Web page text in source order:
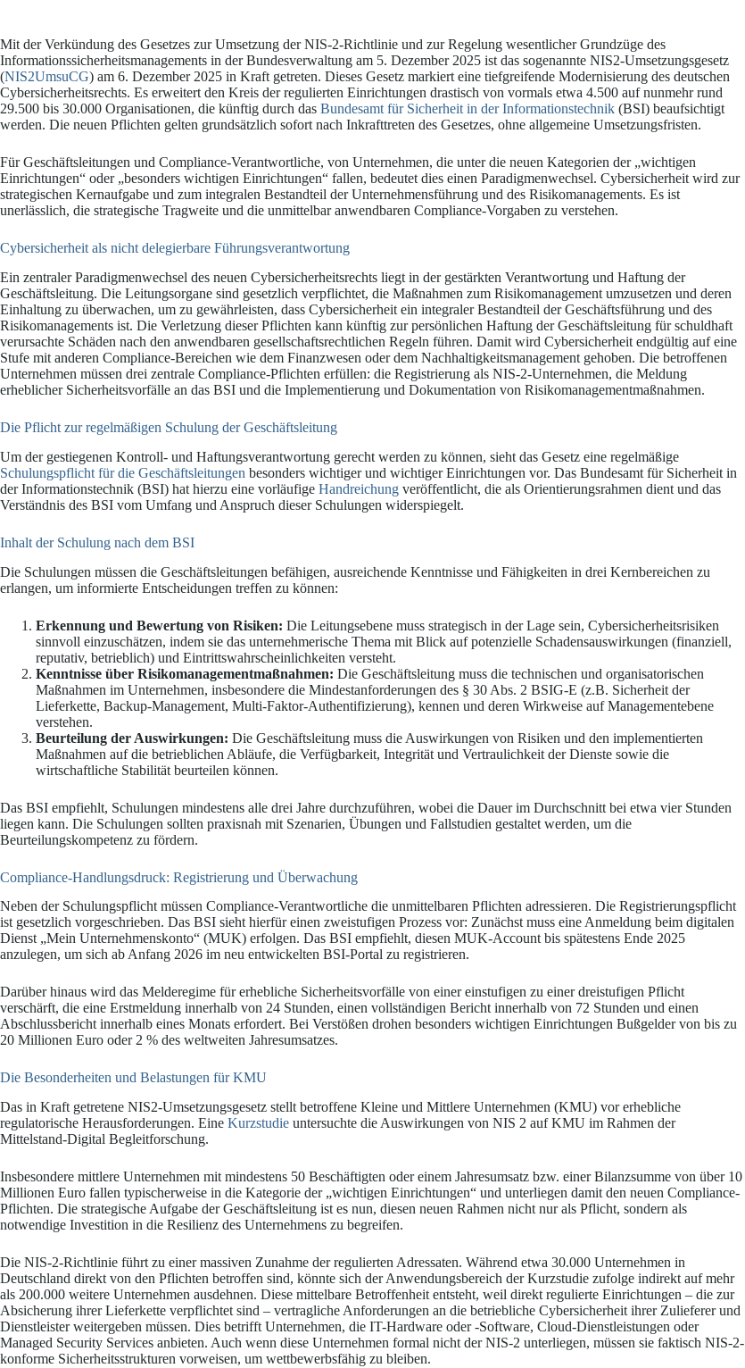
Mit der Verkündung des Gesetzes zur Umsetzung der NIS-2-Richtlinie und zur Regelung wesentlicher Grundzüge des
Informationssicherheitsmanagements in der Bundesverwaltung am 5. Dezember 2025 ist das sogenannte NIS2-Umsetzungsgesetz
(NIS2UmsuCG) am 6. Dezember 2025 in Kraft getreten. Dieses Gesetz markiert eine tiefgreifende Modernisierung des deutschen
Cybersicherheitsrechts. Es erweitert den Kreis der regulierten Einrichtungen drastisch von vormals etwa 4.500 auf nunmehr rund
29.500 bis 30.000 Organisationen, die künftig durch das Bundesamt für Sicherheit in der Informationstechnik (BSI) beaufsichtigt
werden. Die neuen Pflichten gelten grundsätzlich sofort nach Inkrafttreten des Gesetzes, ohne allgemeine Umsetzungsfristen.
Für Geschäftsleitungen und Compliance-Verantwortliche, von Unternehmen, die unter die neuen Kategorien der „wichtigen
Einrichtungen“ oder „besonders wichtigen Einrichtungen“ fallen, bedeutet dies einen Paradigmenwechsel. Cybersicherheit wird zur
strategischen Kernaufgabe und zum integralen Bestandteil der Unternehmensführung und des Risikomanagements. Es ist
unerlässlich, die strategische Tragweite und die unmittelbar anwendbaren Compliance-Vorgaben zu verstehen.
Cybersicherheit als nicht delegierbare Führungsverantwortung
Ein zentraler Paradigmenwechsel des neuen Cybersicherheitsrechts liegt in der gestärkten Verantwortung und Haftung der
Geschäftsleitung. Die Leitungsorgane sind gesetzlich verpflichtet, die Maßnahmen zum Risikomanagement umzusetzen und deren
Einhaltung zu überwachen, um zu gewährleisten, dass Cybersicherheit ein integraler Bestandteil der Geschäftsführung und des
Risikomanagements ist. Die Verletzung dieser Pflichten kann künftig zur persönlichen Haftung der Geschäftsleitung für schuldhaft
verursachte Schäden nach den anwendbaren gesellschaftsrechtlichen Regeln führen. Damit wird Cybersicherheit endgültig auf eine
Stufe mit anderen Compliance-Bereichen wie dem Finanzwesen oder dem Nachhaltigkeitsmanagement gehoben. Die betroffenen
Unternehmen müssen drei zentrale Compliance-Pflichten erfüllen: die Registrierung als NIS-2-Unternehmen, die Meldung
erheblicher Sicherheitsvorfälle an das BSI und die Implementierung und Dokumentation von Risikomanagementmaßnahmen.
Die Pflicht zur regelmäßigen Schulung der Geschäftsleitung
Um der gestiegenen Kontroll- und Haftungsverantwortung gerecht werden zu können, sieht das Gesetz eine regelmäßige
Schulungspflicht für die Geschäftsleitungen besonders wichtiger und wichtiger Einrichtungen vor. Das Bundesamt für Sicherheit in
der Informationstechnik (BSI) hat hierzu eine vorläufige Handreichung veröffentlicht, die als Orientierungsrahmen dient und das
Verständnis des BSI vom Umfang und Anspruch dieser Schulungen widerspiegelt.
Inhalt der Schulung nach dem BSI
Die Schulungen müssen die Geschäftsleitungen befähigen, ausreichende Kenntnisse und Fähigkeiten in drei Kernbereichen zu
erlangen, um informierte Entscheidungen treffen zu können:
Erkennung und Bewertung von Risiken: Die Leitungsebene muss strategisch in der Lage sein, Cybersicherheitsrisiken
sinnvoll einzuschätzen, indem sie das unternehmerische Thema mit Blick auf potenzielle Schadensauswirkungen (finanziell,
reputativ, betrieblich) und Eintrittswahrscheinlichkeiten versteht.
Kenntnisse über Risikomanagementmaßnahmen: Die Geschäftsleitung muss die technischen und organisatorischen
Maßnahmen im Unternehmen, insbesondere die Mindestanforderungen des § 30 Abs. 2 BSIG-E (z.B. Sicherheit der
Lieferkette, Backup-Management, Multi-Faktor-Authentifizierung), kennen und deren Wirkweise auf Managementebene
verstehen.
Beurteilung der Auswirkungen: Die Geschäftsleitung muss die Auswirkungen von Risiken und den implementierten
Maßnahmen auf die betrieblichen Abläufe, die Verfügbarkeit, Integrität und Vertraulichkeit der Dienste sowie die
wirtschaftliche Stabilität beurteilen können.
Das BSI empfiehlt, Schulungen mindestens alle drei Jahre durchzuführen, wobei die Dauer im Durchschnitt bei etwa vier Stunden
liegen kann. Die Schulungen sollten praxisnah mit Szenarien, Übungen und Fallstudien gestaltet werden, um die
Beurteilungskompetenz zu fördern.
Compliance-Handlungsdruck: Registrierung und Überwachung
Neben der Schulungspflicht müssen Compliance-Verantwortliche die unmittelbaren Pflichten adressieren. Die Registrierungspflicht
ist gesetzlich vorgeschrieben. Das BSI sieht hierfür einen zweistufigen Prozess vor: Zunächst muss eine Anmeldung beim digitalen
Dienst „Mein Unternehmenskonto“ (MUK) erfolgen. Das BSI empfiehlt, diesen MUK-Account bis spätestens Ende 2025
anzulegen, um sich ab Anfang 2026 im neu entwickelten BSI-Portal zu registrieren.
Darüber hinaus wird das Melderegime für erhebliche Sicherheitsvorfälle von einer einstufigen zu einer dreistufigen Pflicht
verschärft, die eine Erstmeldung innerhalb von 24 Stunden, einen vollständigen Bericht innerhalb von 72 Stunden und einen
Abschlussbericht innerhalb eines Monats erfordert. Bei Verstößen drohen besonders wichtigen Einrichtungen Bußgelder von bis zu
20 Millionen Euro oder 2 % des weltweiten Jahresumsatzes.
Die Besonderheiten und Belastungen für KMU
Das in Kraft getretene NIS2-Umsetzungsgesetz stellt betroffene Kleine und Mittlere Unternehmen (KMU) vor erhebliche
regulatorische Herausforderungen. Eine Kurzstudie untersuchte die Auswirkungen von NIS 2 auf KMU im Rahmen der
Mittelstand-Digital Begleitforschung.
Insbesondere mittlere Unternehmen mit mindestens 50 Beschäftigten oder einem Jahresumsatz bzw. einer Bilanzsumme von über 10
Millionen Euro fallen typischerweise in die Kategorie der „wichtigen Einrichtungen“ und unterliegen damit den neuen Compliance-
Pflichten. Die strategische Aufgabe der Geschäftsleitung ist es nun, diesen neuen Rahmen nicht nur als Pflicht, sondern als
notwendige Investition in die Resilienz des Unternehmens zu begreifen.
Die NIS-2-Richtlinie führt zu einer massiven Zunahme der regulierten Adressaten. Während etwa 30.000 Unternehmen in
Deutschland direkt von den Pflichten betroffen sind, könnte sich der Anwendungsbereich der Kurzstudie zufolge indirekt auf mehr
als 200.000 weitere Unternehmen ausdehnen. Diese mittelbare Betroffenheit entsteht, weil direkt regulierte Einrichtungen – die zur
Absicherung ihrer Lieferkette verpflichtet sind – vertragliche Anforderungen an die betriebliche Cybersicherheit ihrer Zulieferer und
Dienstleister weitergeben müssen. Dies betrifft Unternehmen, die IT-Hardware oder -Software, Cloud-Dienstleistungen oder
Managed Security Services anbieten. Auch wenn diese Unternehmen formal nicht der NIS-2 unterliegen, müssen sie faktisch NIS-2-
konforme Sicherheitsstrukturen vorweisen, um wettbewerbsfähig zu bleiben.